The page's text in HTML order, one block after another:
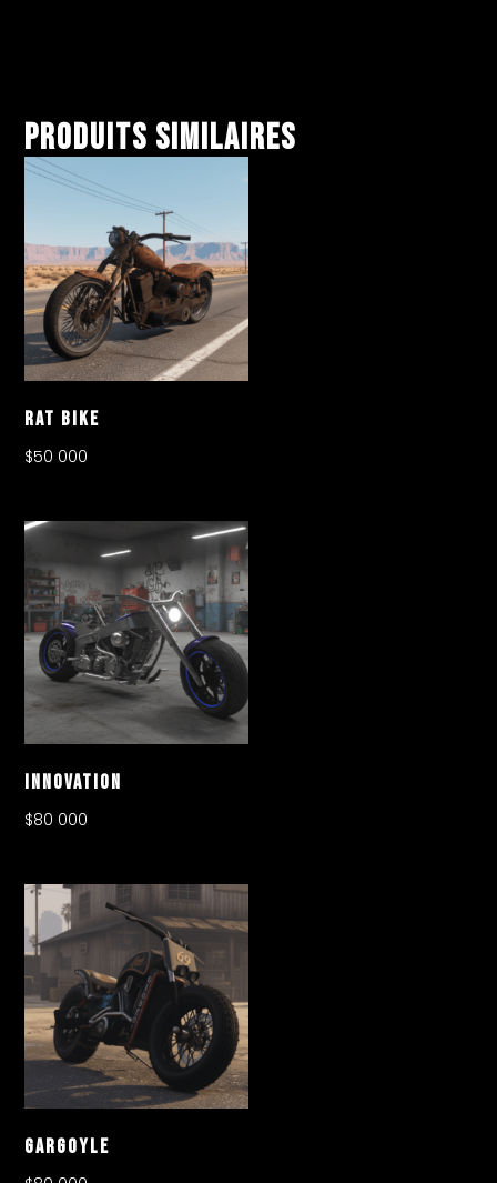
Produits similaires
Rat Bike
$50 000
Innovation
$80 000
Gargoyle